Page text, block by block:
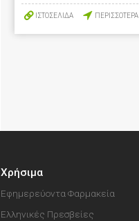
ΙΣΤΟΣΕΛΙΔΑ ΠΕΡΙΣΣΟΤΕΡΑ
Χρήσιμα
Εφημερεύοντα Φαρμακεία
Ελληνικές Πρεσβείες